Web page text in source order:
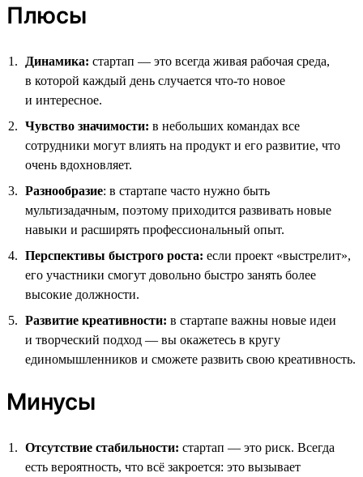
Плюсы
Динамика: стартап — это всегда живая рабочая среда,
в которой каждый день случается что-то новое
и интересное.
Чувство значимости: в небольших командах все
сотрудники могут влиять на продукт и его развитие, что
очень вдохновляет.
Разнообразие: в стартапе часто нужно быть
мультизадачным, поэтому приходится развивать новые
навыки и расширять профессиональный опыт.
Перспективы быстрого роста: если проект «выстрелит»,
его участники смогут довольно быстро занять более
высокие должности.
Развитие креативности: в стартапе важны новые идеи
и творческий подход — вы окажетесь в кругу
единомышленников и сможете развить свою креативность.
Минусы
Отсутствие стабильности: стартап — это риск. Всегда
есть вероятность, что всё закроется: это вызывает